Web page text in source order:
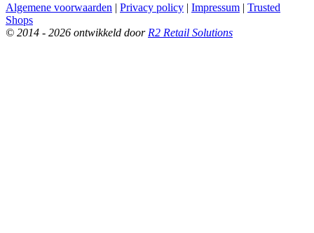
Algemene voorwaarden | Privacy policy | Impressum | Trusted
Shops
© 2014 - 2026 ontwikkeld door R2 Retail Solutions